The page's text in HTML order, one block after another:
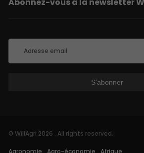
© WillAgri 2026 . All rights reserved.
Agronomie Agro-économie Afrique